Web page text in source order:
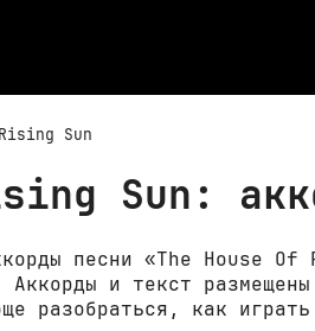
Sun
Sun:
песни «The House
Аккорды и текст
разобраться, как